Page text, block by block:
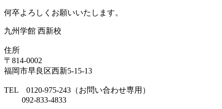
何卒よろしくお願いいたします。
九州学館 西新校
住所
〒814-0002
福岡市早良区西新5-15-13
TEL 0120-975-243（お問い合わせ専用）
092-833-4833